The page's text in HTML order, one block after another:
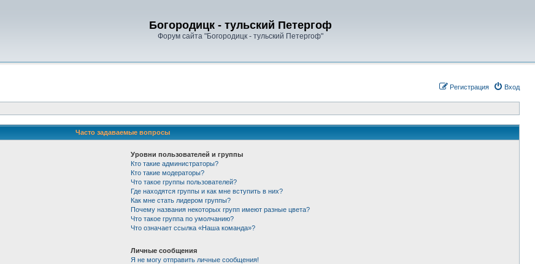
Богородицк - тульский Петергоф
Форум сайта "Богородицк - тульский Петергоф"
Вход
Регистрация
Часто задаваемые вопросы
Уровни пользователей и группы
Кто такие администраторы?
Кто такие модераторы?
Что такое группы пользователей?
Где находятся группы и как мне вступить в них?
Как мне стать лидером группы?
Почему названия некоторых групп имеют разные цвета?
Что такое группа по умолчанию?
Что означает ссылка «Наша команда»?
Личные сообщения
Я не могу отправить личные сообщения!